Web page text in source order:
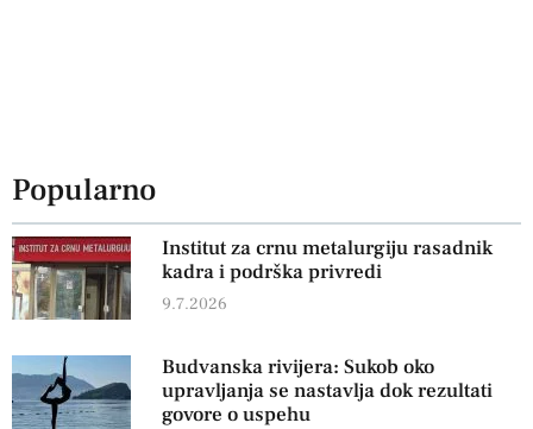
Popularno
Institut za crnu metalurgiju rasadnik
kadra i podrška privredi
9.7.2026
Budvanska rivijera: Sukob oko
upravljanja se nastavlja dok rezultati
govore o uspehu